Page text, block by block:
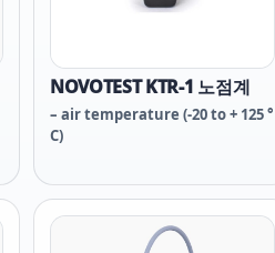
NOVOTEST KTR-1 노점계
– air temperature (-20 to + 125 °
C)